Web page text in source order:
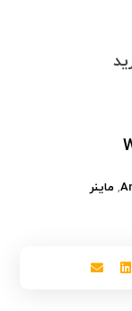
,ماینر